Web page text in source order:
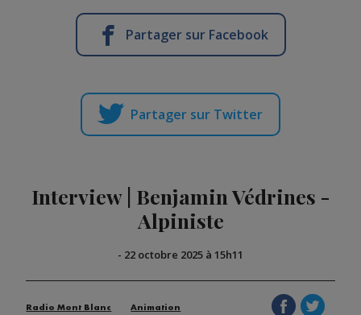
Partager sur Facebook
Partager sur Twitter
Interview | Benjamin Védrines -
Alpiniste
- 22 octobre 2025 à 15h11
Radio Mont Blanc
Animation